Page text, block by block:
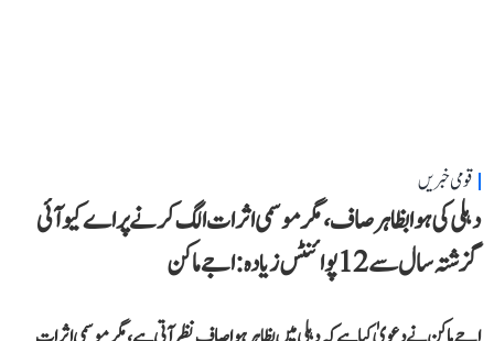
قومی خبریں
دہلی کی ہوا بظاہر صاف، مگر موسمی اثرات الگ کرنے پر اے کیو آئی
گزشتہ سال سے 12 پوائنٹس زیادہ: اجے ماکن